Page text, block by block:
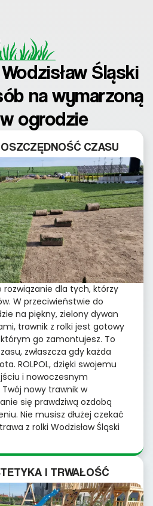
Śląski
na wymarzoną
ogrodzie
CZASU
rozwiązanie dla tych, którzy
W przeciwieństwie do
na piękny, zielony dywan
trawnik z rolki jest gotowy
go zamontujesz. To
zwłaszcza gdy każda
ROLPOL, dzięki swojemu
i nowoczesnym
nowy trawnik w
się prawdziwą ozdobą
Nie musisz dłużej czekać
z rolki Wodzisław Śląski
I TRWAŁOŚĆ